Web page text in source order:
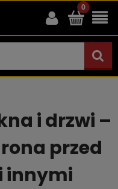
i drzwi –
przed
innymi